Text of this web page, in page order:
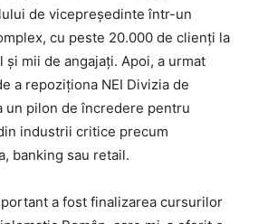
de vicepreședinte într-un
cu peste 20.000 de clienți la
și mii de angajați. Apoi, a urmat
a repoziționa NEI Divizia de
un pilon de încredere pentru
industrii critice precum
banking sau retail.
a fost finalizarea cursurilor